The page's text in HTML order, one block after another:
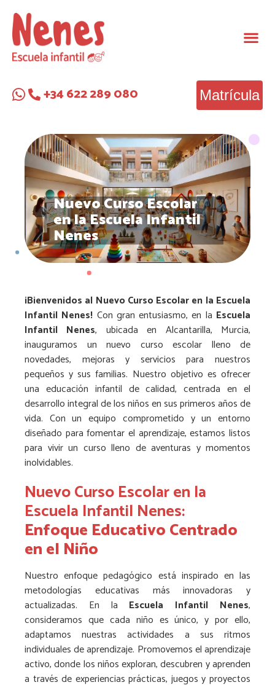
+34 622 289 080 Matrícula
Nuevo Curso Escolar
en la Escuela Infantil
Nenes
¡Bienvenidos al Nuevo Curso Escolar en la Escuela
Infantil Nenes! Con gran entusiasmo, en la Escuela
Infantil Nenes, ubicada en Alcantarilla, Murcia,
inauguramos un nuevo curso escolar lleno de
novedades, mejoras y servicios para nuestros
pequeños y sus familias. Nuestro objetivo es ofrecer
una educación infantil de calidad, centrada en el
desarrollo integral de los niños en sus primeros años de
vida. Con un equipo comprometido y un entorno
diseñado para fomentar el aprendizaje, estamos listos
para vivir un curso lleno de aventuras y momentos
inolvidables.
Nuevo Curso Escolar en la
Escuela Infantil Nenes:
Enfoque Educativo Centrado
en el Niño
Nuestro enfoque pedagógico está inspirado en las
metodologías educativas más innovadoras y
actualizadas. En la Escuela Infantil Nenes,
consideramos que cada niño es único, y por ello,
adaptamos nuestras actividades a sus ritmos
individuales de aprendizaje. Promovemos el aprendizaje
activo, donde los niños exploran, descubren y aprenden
a través de experiencias prácticas, juegos y proyectos